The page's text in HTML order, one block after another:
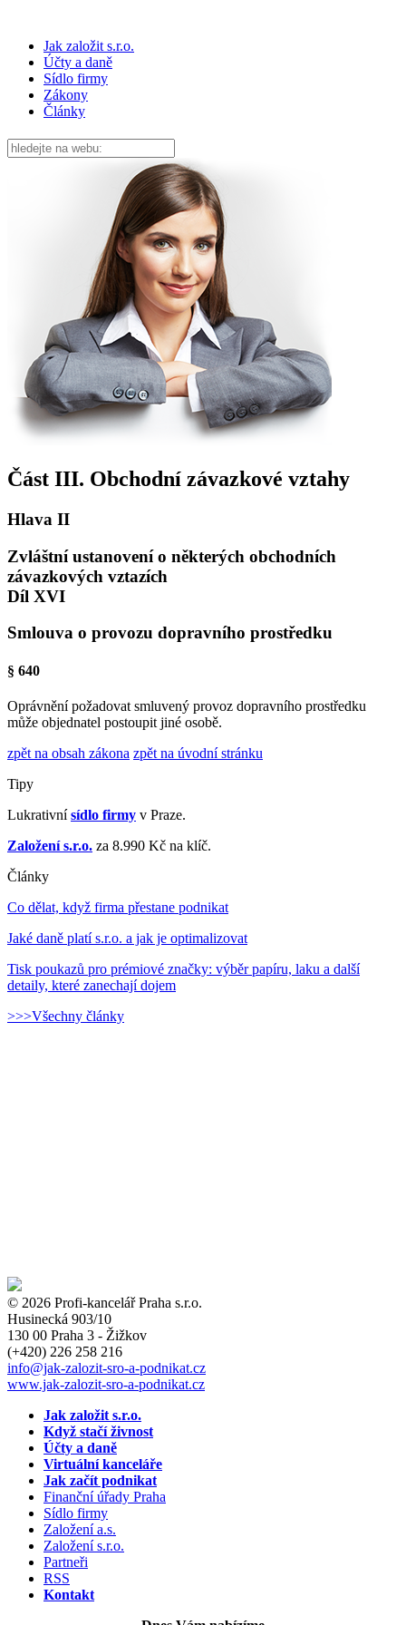
Jak založit s.r.o.
Účty a daně
Sídlo firmy
Zákony
Články
Část III. Obchodní závazkové vztahy
Hlava II
Zvláštní ustanovení o některých obchodních
závazkových vztazích
Díl XVI
Smlouva o provozu dopravního prostředku
§ 640
Oprávnění požadovat smluvený provoz dopravního prostředku
může objednatel postoupit jiné osobě.
zpět na obsah zákona zpět na úvodní stránku
Tipy
Lukrativnísídlo firmy v Praze.
Založení s.r.o. za 8.990 Kč na klíč.
Články
Co dělat, když firma přestane podnikat
Jaké daně platí s.r.o. a jak je optimalizovat
Tisk poukazů pro prémiové značky: výběr papíru, laku a další
detaily, které zanechají dojem
>>>Všechny články
© 2026 Profi-kancelář Praha s.r.o.
Husinecká 903/10
130 00 Praha 3 - Žižkov
(+420) 226 258 216
info@jak-zalozit-sro-a-podnikat.cz
www.jak-zalozit-sro-a-podnikat.cz
Jak založit s.r.o.
Když stačí živnost
Účty a daně
Virtuální kanceláře
Jak začít podnikat
Finanční úřady Praha
Sídlo firmy
Založení a.s.
Založení s.r.o.
Partneři
RSS
Kontakt